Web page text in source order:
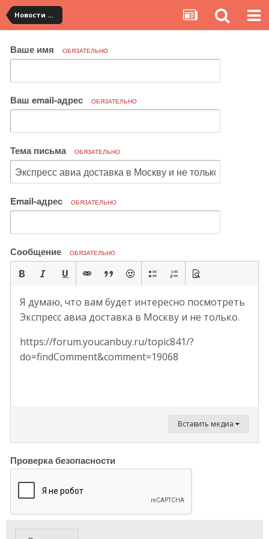
Новости сервиса
Ваше имя ОБЯЗАТЕЛЬНО
Ваш email-адрес ОБЯЗАТЕЛЬНО
Тема письма ОБЯЗАТЕЛЬНО
Email-адрес ОБЯЗАТЕЛЬНО
Сообщение ОБЯЗАТЕЛЬНО
Я думаю, что вам будет интересно посмотреть
Экспресс авиа доставка в Москву и не только.
https://forum.youcanbuy.ru/topic841/?
do=findComment&comment=19068
Вставить медиа
Проверка безопасности